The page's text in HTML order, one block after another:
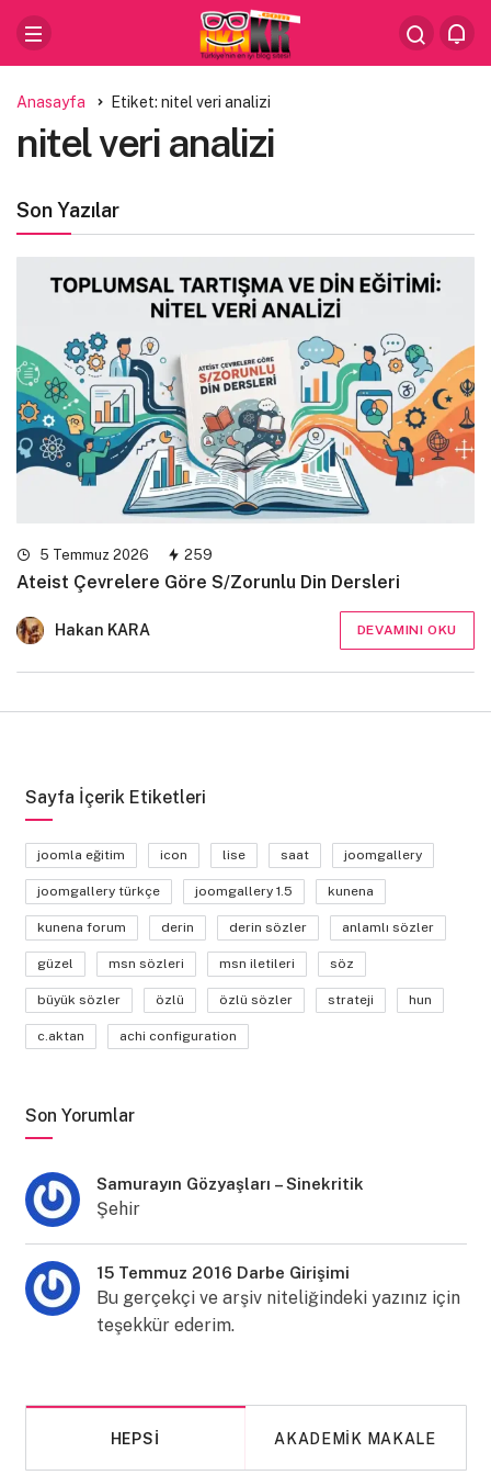
Anasayfa Etiket: nitel veri analizi
nitel veri analizi
Son Yazılar
5 Temmuz 2026 259
Ateist Çevrelere Göre S/Zorunlu Din Dersleri
Hakan KARA DEVAMINI OKU
Sayfa İçerik Etiketleri
joomla eğitim icon lise saat joomgallery
joomgallery türkçe joomgallery 1.5 kunena
kunena forum derin derin sözler anlamlı sözler
güzel msn sözleri msn iletileri söz
büyük sözler özlü özlü sözler strateji hun
c.aktan achi configuration
Son Yorumlar
Samurayın Gözyaşları – Sinekritik
Şehir
15 Temmuz 2016 Darbe Girişimi
Bu gerçekçi ve arşiv niteliğindeki yazınız için
teşekkür ederim.
HEPSI AKADEMIK MAKALE